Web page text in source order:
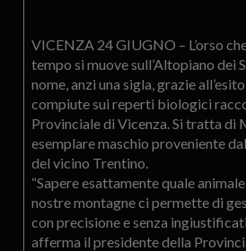
VICENZA 24 GIUGNO – L’orso
tempo si muove sull’Altopiano dei
nome, anzi una sigla, grazie
compiute sui reperti biologici
Provinciale di Vicenza. Si tratta di
esemplare maschio proveniente
del vicino Trentino.
“Sapere esattamente quale
nostre montagne ci permette di
con precisione e senza
afferma il presidente della